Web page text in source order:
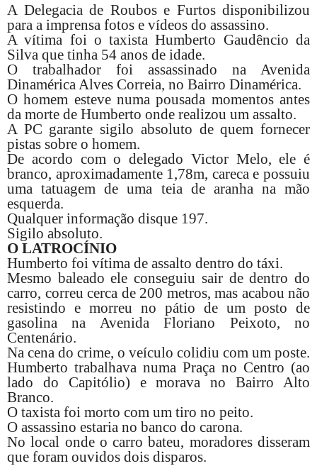
A Delegacia de Roubos e Furtos disponibilizou
para a imprensa fotos e vídeos do assassino.
A vítima foi o taxista Humberto Gaudêncio da
Silva que tinha 54 anos de idade.
O trabalhador foi assassinado na Avenida
Dinamérica Alves Correia, no Bairro Dinamérica.
O homem esteve numa pousada momentos antes
da morte de Humberto onde realizou um assalto.
A PC garante sigilo absoluto de quem fornecer
pistas sobre o homem.
De acordo com o delegado Victor Melo, ele é
branco, aproximadamente 1,78m, careca e possuiu
uma tatuagem de uma teia de aranha na mão
esquerda.
Qualquer informação disque 197.
Sigilo absoluto.
O LATROCÍNIO
Humberto foi vítima de assalto dentro do táxi.
Mesmo baleado ele conseguiu sair de dentro do
carro, correu cerca de 200 metros, mas acabou não
resistindo e morreu no pátio de um posto de
gasolina na Avenida Floriano Peixoto, no
Centenário.
Na cena do crime, o veículo colidiu com um poste.
Humberto trabalhava numa Praça no Centro (ao
lado do Capitólio) e morava no Bairro Alto
Branco.
O taxista foi morto com um tiro no peito.
O assassino estaria no banco do carona.
No local onde o carro bateu, moradores disseram
que foram ouvidos dois disparos.